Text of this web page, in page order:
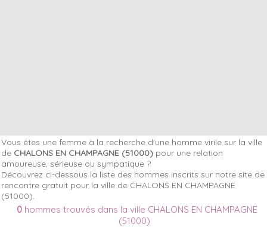
Vous êtes une femme à la recherche d'une homme virile sur la ville
de CHALONS EN CHAMPAGNE (51000) pour une relation
amoureuse, sérieuse ou sympatique ?
Découvrez ci-dessous la liste des hommes inscrits sur notre site de
rencontre gratuit pour la ville de CHALONS EN CHAMPAGNE
(51000).
0 hommes trouvés dans la ville CHALONS EN CHAMPAGNE
(51000)